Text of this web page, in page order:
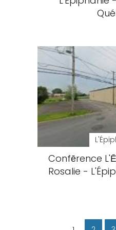
Confērence
Rosalie -